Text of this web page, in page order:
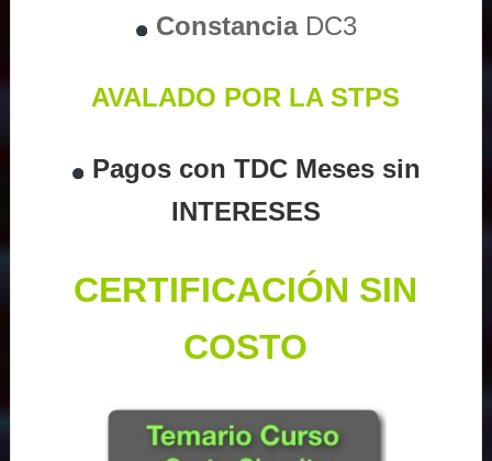
ConstanciaDC3
AVALADO POR LA STPS
Pagos con TDC Meses sin
INTERESES
CERTIFICACIÓN SIN
COSTO